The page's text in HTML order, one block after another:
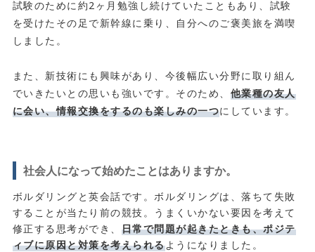
試験のために約2ヶ月勉強し続けていたこともあり、試験
を受けたその足で新幹線に乗り、自分へのご褒美旅を満喫
しました。
また、新技術にも興味があり、今後幅広い分野に取り組ん
でいきたいとの思いも強いです。そのため、 他業種の友人
に会い、情報交換をするのも楽しみの一つにしています。
社会人になって始めたことはありますか。
ボルダリングと英会話です。ボルダリングは、落ちて失敗
することが当たり前の競技。うまくいかない要因を考えて
修正する思考ができ、 日常で問題が起きたときも、ポジテ
ィブに原因と対策を考えられるようになりました。